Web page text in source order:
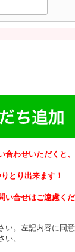
合わせいただくと、
とり出来ます！
い合せはご遠慮く
い。左記内容に同
い。